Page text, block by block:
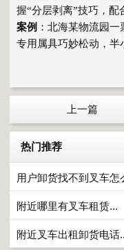
握“分层剥离”技巧，配
案例 ：北海某物流园
专用属具巧妙松动，半
上一篇
热门推荐
用户卸货找不到叉车怎
附近哪里有叉车租赁...
附近叉车出租卸货电话